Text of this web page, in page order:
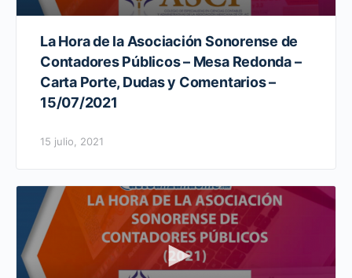
La Hora de la Asociación Sonorense de
Contadores Públicos – Mesa Redonda –
Carta Porte, Dudas y Comentarios –
15/07/2021
15 julio, 2021